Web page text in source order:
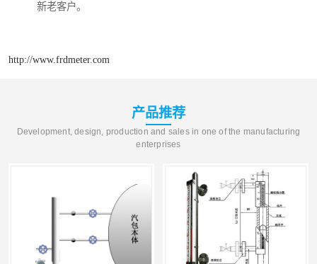
新老客户。
http://www.frdmeter.com
产品推荐
Development, design, production and sales in one of the manufacturing
enterprises